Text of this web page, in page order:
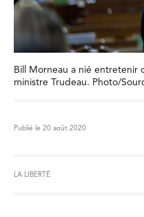
Bill Morneau a nié entretenir
ministre Trudeau. Photo/
Publié le 20 août 2020
LA LIBERTÉ